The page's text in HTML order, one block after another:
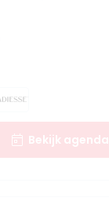
Bekijk agenda